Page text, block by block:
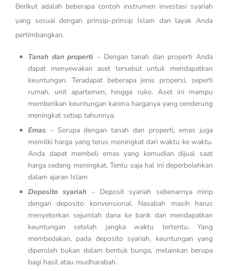
Berikut adalah beberapa contoh instrumen investasi syariah
yang sesuai dengan prinsip-prinsip Islam dan layak Anda
pertimbangkan.
Tanah dan properti – Dengan tanah dan properti Anda
dapat menyewakan aset tersebut untuk mendapatkan
keuntungan. Teradapat beberapa jenis propersi, seperti
rumah, unit apartemen, hingga ruko. Aset ini mampu
memberikan keuntungan karena harganya yang cenderung
meningkat setiap tahunnya.
Emas – Serupa dengan tanah dan properti, emas juga
memilki harga yang terus meningkat dari waktu ke waktu.
Anda dapat membeli emas yang kemudian dijual saat
harga sedang meningkat. Tentu saja hal ini deperbolehkan
dalam ajaran Islam
Deposito syariah – Deposit syariah sebenarnya mirip
dengan deposito konvensional. Nasabah masih harus
menyetorkan sejumlah dana ke bank dan mendapatkan
keuntungan setelah jangka waktu tertentu. Yang
membedakan, pada deposito syariah, keuntungan yang
diperoleh bukan dalam bentuk bunga, melainkan berupa
bagi hasil atau mudharabah.